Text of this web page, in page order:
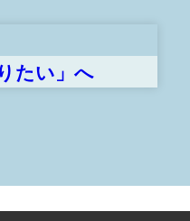
たい」へ